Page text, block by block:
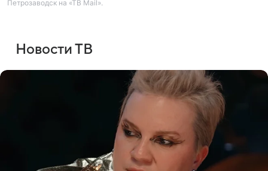
Петрозаводск на «ТВ Mail».
Новости ТВ